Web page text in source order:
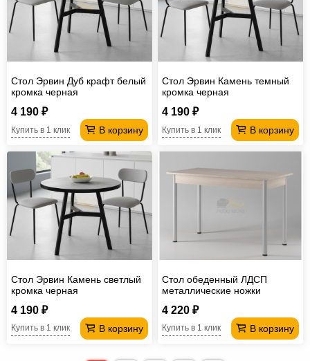
Стол Эрвин Дуб крафт белый
кромка черная
4 190 ₽
В корзину
Купить в 1 клик
Стол Эрвин Камень темный
кромка черная
4 190 ₽
В корзину
Купить в 1 клик
Стол Эрвин Камень светлый
кромка черная
4 190 ₽
В корзину
Купить в 1 клик
Стол обеденный ЛДСП
металлические ножки
4 220 ₽
В корзину
Купить в 1 клик